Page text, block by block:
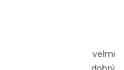
velmi